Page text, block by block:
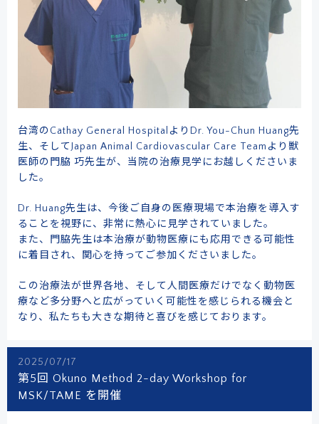
台湾のCathay General HospitalよりDr. You-Chun Huang先
生、そしてJapan Animal Cardiovascular Care Teamより獣
医師の門脇 巧先生が、当院の治療見学にお越しくださいま
した。
Dr. Huang先生は、今後ご自身の医療現場で本治療を導入す
ることを視野に、非常に熱心に見学されていました。
また、門脇先生は本治療が動物医療にも応用できる可能性
に着目され、関心を持ってご参加くださいました。
この治療法が世界各地、そして人間医療だけでなく動物医
療など多分野へと広がっていく可能性を感じられる機会と
なり、私たちも大きな期待と喜びを感じております。
2025/07/17
第5回 Okuno Method 2-day Workshop for
MSK/TAME を開催